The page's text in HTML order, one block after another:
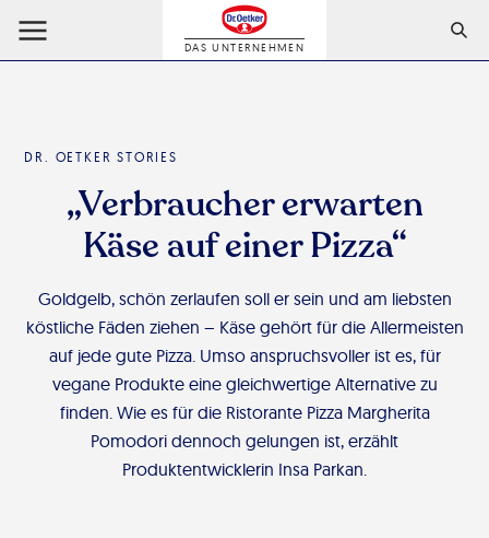
DAS UNTERNEHMEN
DR. OETKER STORIES
„Verbraucher erwarten
Käse auf einer Pizza“
Goldgelb, schön zerlaufen soll er sein und am liebsten
köstliche Fäden ziehen – Käse gehört für die Allermeisten
auf jede gute Pizza. Umso anspruchsvoller ist es, für
vegane Produkte eine gleichwertige Alternative zu
finden. Wie es für die Ristorante Pizza Margherita
Pomodori dennoch gelungen ist, erzählt
Produktentwicklerin Insa Parkan.